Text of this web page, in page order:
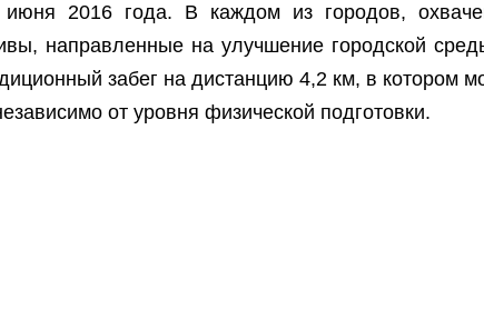
2016 года. В каждом из городов,
направленные на улучшение городской
забег на дистанцию 4,2 км, в котором
от уровня физической подготовки.